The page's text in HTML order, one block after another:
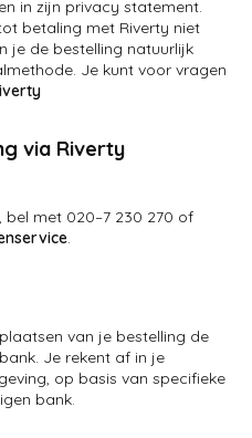
in zijn privacy statement.
betaling met Riverty niet
je de bestelling natuurlijk
Je kunt voor vragen
via Riverty
, bel met 020–7 230 270 of
.
van je bestelling de
Je rekent af in je
op basis van specifieke
bank.